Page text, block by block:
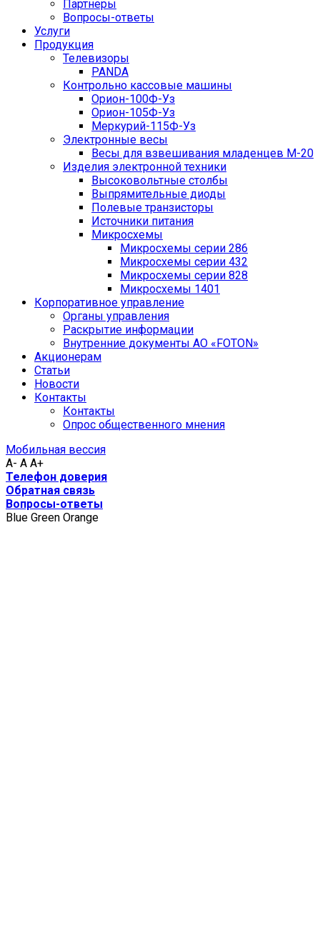
Партнеры
Вопросы-ответы
Услуги
Продукция
Телевизоры
PANDA
Контрольно кассовые машины
Орион-100Ф-Уз
Орион-105Ф-Уз
Меркурий-115Ф-Уз
Электронные весы
Весы для взвешивания младенцев М-20
Изделия электронной техники
Высоковольтные столбы
Выпрямительные диоды
Полевые транзисторы
Источники питания
Микросхемы
Микросхемы серии 286
Микросхемы серии 432
Микросхемы серии 828
Микросхемы 1401
Корпоративное управление
Органы управления
Раскрытие информации
Внутренние документы АО «FOTON»
Акционерам
Статьи
Новости
Контакты
Контакты
Опрос общественного мнения
Мобильная вессия
A- A A+
Телефон доверия
Обратная связь
Вопросы-ответы
Blue Green Orange